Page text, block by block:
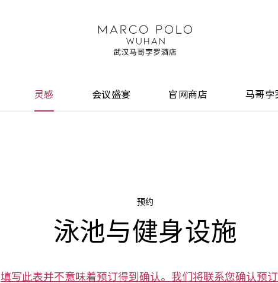
灵感 会议盛宴 官网商店 马哥孛
预约
泳池与健身设施
填写此表并不意味着预订得到确认。我们将联系您确认预